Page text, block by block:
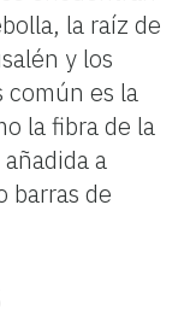
la raíz de
y los
común es la
la fibra de la
a
barras de